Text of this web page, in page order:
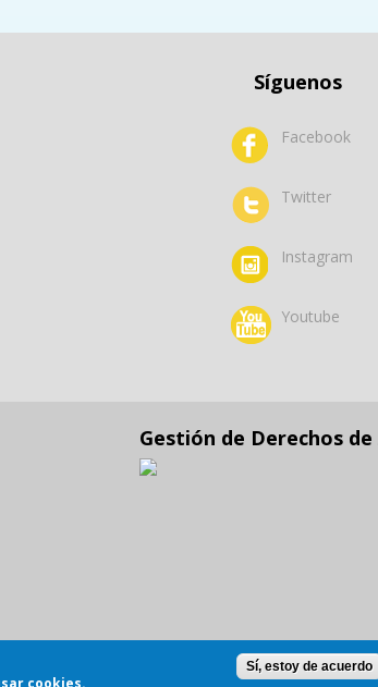
Síguenos
Facebook
Twitter
Instagram
Youtube
Gestión de Derechos
cookies.
Sí, estoy de acuerdo